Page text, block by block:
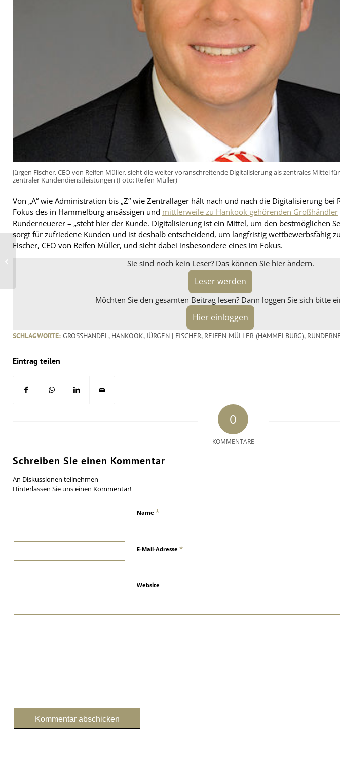
Jürgen Fischer, CEO von Reifen Müller, sieht die weiter voranschreitende Digitalisierung als zentrales Mittel
zentraler Kundendienstleistungen (Foto: Reifen Müller)
Von „A“ wie Administration bis „Z“ wie Zentrallager hält nach und nach die Digitalisierung bei
Fokus des in Hammelburg ansässigen und mittlerweile zu Hankook gehörenden Großhändler
Runderneuerer – „steht hier der Kunde. Digitalisierung ist ein Mittel, um den bestmöglichen
sorgt für zufriedene Kunden und ist deshalb entscheidend, um langfristig wettbewerbsfähig
Fischer, CEO von Reifen Müller, und sieht dabei insbesondere eines im Fokus.
Sie sind noch kein Leser? Das können Sie hier ändern.
Leser werden
Möchten Sie den gesamten Beitrag lesen? Dann loggen Sie sich bitte
Hier einloggen
SCHLAGWORTE: GROSSHANDEL , HANKOOK,JÜRGEN | FISCHER, REIFEN MÜLLER (HAMMELBURG),
Eintrag teilen
0
KOMMENTARE
Schreiben Sie einen Kommentar
An Diskussionen teilnehmen
Hinterlassen Sie uns einen Kommentar!
Name *
E-Mail-Adresse *
Website